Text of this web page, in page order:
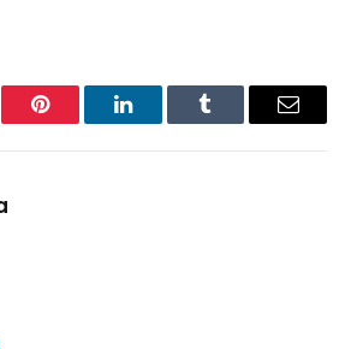
Pinterest LinkedInTumblr Email